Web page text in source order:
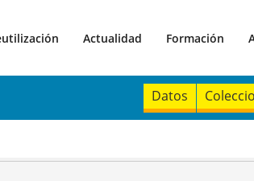
Actualidad Formación
Datos